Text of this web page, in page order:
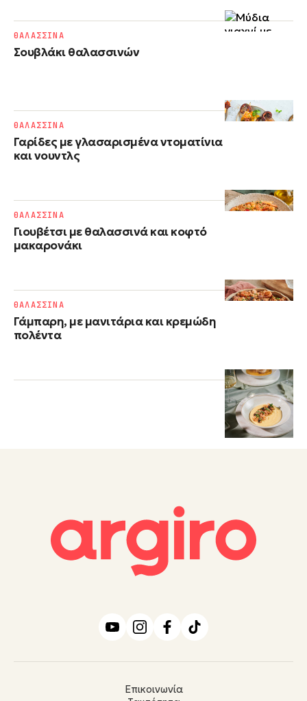
Σουβλάκι θαλασσινών
ΘΑΛΑΣΣΙΝΑ
Γαρίδες με γλασαρισμένα ντοματίνια
και νουντλς
ΘΑΛΑΣΣΙΝΑ
Γιουβέτσι με θαλασσινά και κοφτό
μακαρονάκι
ΘΑΛΑΣΣΙΝΑ
Γάμπαρη, με μανιτάρια και κρεμώδη
πολέντα
ΘΑΛΑΣΣΙΝΑ
Επικοινωνία